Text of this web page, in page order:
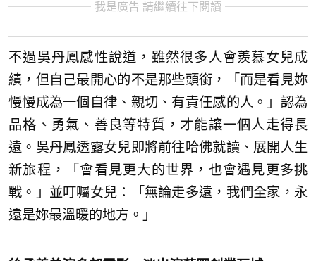
我是廣告 請繼續往下閱讀
不過吳丹鳳感性說道，雖然很多人會羨慕女兒成
績，但自己最開心的不是那些頭銜，「而是看見妳
慢慢成為一個自律、親切、有責任感的人。」認為
品格、勇氣、善良等特質，才能讓一個人走得長
遠。吳丹鳳透露女兒即將前往哈佛就讀、展開人生
新旅程，「會看見更大的世界，也會遇見更多挑
戰。」並叮囑女兒：「無論走多遠，我們全家，永
遠是妳最溫暖的地方。」